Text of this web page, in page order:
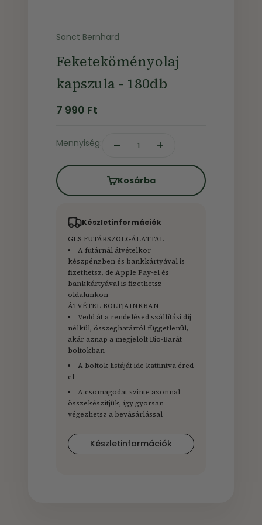
Sanct Bernhard
Feketeköményolaj
kapszula - 180db
Ár
7 990 Ft
Mennyiség:
Kosárba
Készletinformációk
GLS FUTÁRSZOLGÁLATTAL
A futárnál átvételkor
készpénzben és bankkártyával is
fizethetsz, de Apple Pay-el és
bankkártyával is fizethetsz
oldalunkon
ÁTVÉTEL BOLTJAINKBAN
Vedd át a rendelésed szállítási díj
nélkül, összeghatártól függetlenül,
akár aznap a megjelölt Bio-Barát
boltokban
A boltok listájátide kattintva éred
el
A csomagodat szinte azonnal
összekészítjük, így gyorsan
végezhetsz a bevásárlással
Készletinformációk